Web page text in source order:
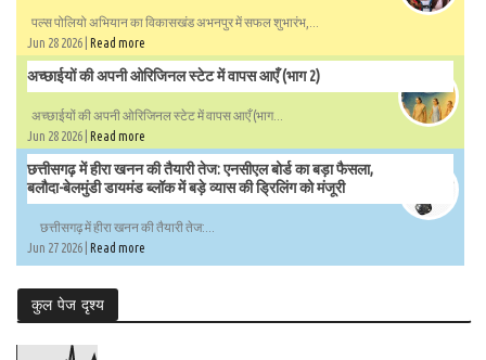
पल्स पोलियो अभियान का विकासखंड अभनपुर में सफल शुभारंभ,...
Jun 28 2026 | Read more
अच्छाईयों की अपनी ओरिजिनल स्टेट में वापस आएँ (भाग 2)
अच्छाईयों की अपनी ओरिजिनल स्टेट में वापस आएँ (भाग...
Jun 28 2026 | Read more
छत्तीसगढ़ में हीरा खनन की तैयारी तेज: एनसीएल बोर्ड का बड़ा फैसला,
बलौदा-बेलमुंडी डायमंड ब्लॉक में बड़े व्यास की ड्रिलिंग को मंजूरी
छत्तीसगढ़ में हीरा खनन की तैयारी तेज:...
Jun 27 2026 | Read more
कुल पेज दृश्य